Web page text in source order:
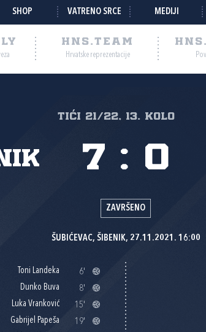
SHOP VATRENO SRCE MEDIJI
HNS.TEAM
Hrvatske reprezentacije
Tići 21/22, 13. kolo
7 : 0
ZAVRŠENO
ŠUBIĆEVAC, ŠIBENIK, 27.11.2021. 16:00
Toni Landeka
6'
Dunko Buva
8'
Luka Vranković
15'
Gabrijel Papeša
19'